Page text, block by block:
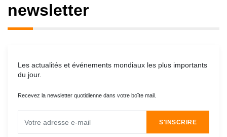
newsletter
Les actualités et événements mondiaux les plus importants
du jour.
Recevez la newsletter quotidienne dans votre boîte mail.
S'INSCRIRE